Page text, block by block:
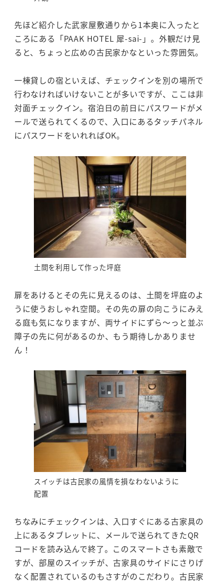
先ほど紹介した武家屋敷通りから1本奥に入ったと
ころにある「PAAK HOTEL 犀-sai-」。外観だけ見
ると、ちょっと広めの古民家かなといった雰囲気。
一棟貸しの宿といえば、チェックインを別の場所で
行わなければいけないことが多いですが、ここは非
対面チェックイン。宿泊日の前日にパスワードがメ
ールで送られてくるので、入口にあるタッチパネル
にパスワードをいれればOK。
土間を利用して作った坪庭
扉をあけるとその先に見えるのは、土間を坪庭のよ
うに使うおしゃれ空間。その先の扉の向こうにみえ
る庭も気になりますが、両サイドにずら～っと並ぶ
障子の先に何があるのか、もう期待しかありませ
ん！
スイッチは古民家の風情を損なわないように
配置
ちなみにチェックインは、入口すぐにある古家具の
上にあるタブレットに、メールで送られてきたQR
コードを読み込んで終了。このスマートさも素敵で
すが、部屋のスイッチが、古家具のサイドにさりげ
なく配置されているのもさすがのこだわり。古民家